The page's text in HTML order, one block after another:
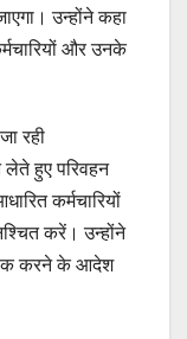
उन्होंने कहा
और उनके
रही
लेते हुए परिवहन
कर्मचारियों
करें। उन्होंने
करने के आदेश